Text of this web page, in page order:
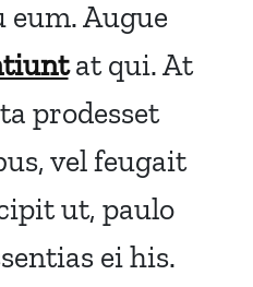
eum. Augue
at qui. At
prodesset
vel feugait
ut, paulo
ei his.